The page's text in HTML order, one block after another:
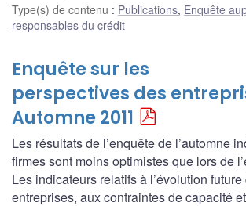
Type(s) de contenu : Publications, Enquête
responsables du crédit
Enquête sur les
perspectives des
Automne 2011
Les résultats de l’enquête de l’automne
firmes sont moins optimistes que lors de
Les indicateurs relatifs à l’évolution future
entreprises, aux contraintes de capacité